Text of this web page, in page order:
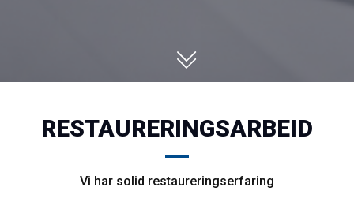
RESTAURERINGSARBEID
Vi har solid restaureringserfaring